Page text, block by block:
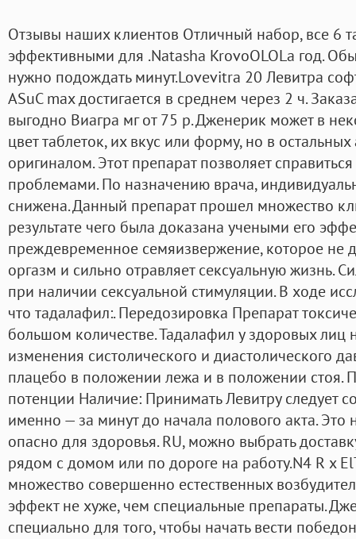
Отзывы наших клиентов Отличный набор, все 6
эффективными для .Natasha KrovoOLOLa год.
нужно подождать минут.Lovevitra 20 Левитра
ASuC max достигается в среднем через 2 ч.
выгодно Виагра мг от 75 р. Дженерик может в
цвет таблеток, их вкус или форму, но в
оригиналом. Этот препарат позволяет
проблемами. По назначению врача,
снижена. Данный препарат прошел множество
результате чего была доказана учеными его
преждевременное семяизвержение, которое не
оргазм и сильно отравляет сексуальную жизнь.
при наличии сексуальной стимуляции. В ходе
что тадалафил:. Передозировка Препарат
большом количестве. Тадалафил у здоровых лиц
изменения систолического и диастолического
плацебо в положении лежа и в положении стоя.
потенции Наличие: Принимать Левитру следует
именно — за минут до начала полового акта.
опасно для здоровья. RU, можно выбрать
рядом с домом или по дороге на работу.N4 R x
множество совершенно естественных
эффект не хуже, чем специальные препараты.
специально для того, чтобы начать вести